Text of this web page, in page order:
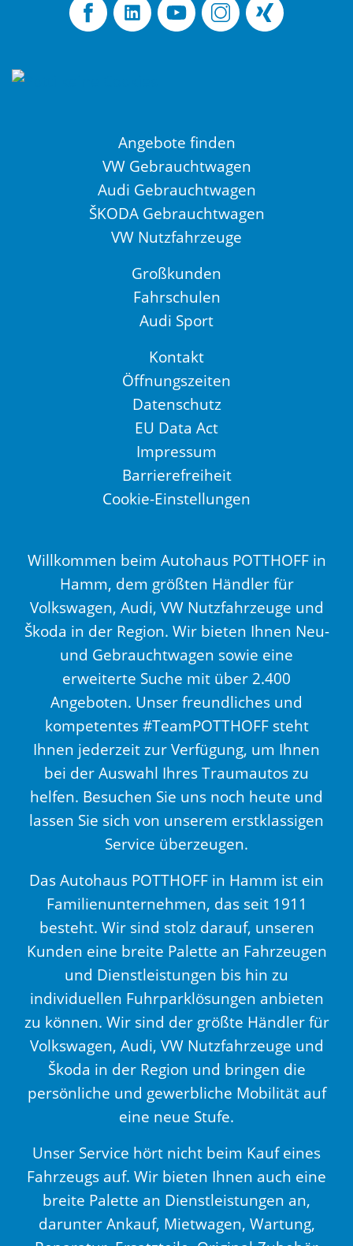
Angebote finden
VW Gebrauchtwagen
Audi Gebrauchtwagen
ŠKODA Gebrauchtwagen
VW Nutzfahrzeuge
Großkunden
Fahrschulen
Audi Sport
Kontakt
Öffnungszeiten
Datenschutz
EU Data Act
Impressum
Barrierefreiheit
Cookie-Einstellungen
Willkommen beim Autohaus POTTHOFF in
Hamm, dem größten Händler für
Volkswagen, Audi, VW Nutzfahrzeuge und
Škoda in der Region. Wir bieten Ihnen Neu-
und Gebrauchtwagen sowie eine
erweiterte Suche mit über 2.400
Angeboten. Unser freundliches und
kompetentes #TeamPOTTHOFF steht
Ihnen jederzeit zur Verfügung, um Ihnen
bei der Auswahl Ihres Traumautos zu
helfen. Besuchen Sie uns noch heute und
lassen Sie sich von unserem erstklassigen
Service überzeugen.
Das Autohaus POTTHOFF in Hamm ist ein
Familienunternehmen, das seit 1911
besteht. Wir sind stolz darauf, unseren
Kunden eine breite Palette an Fahrzeugen
und Dienstleistungen bis hin zu
individuellen Fuhrparklösungen anbieten
zu können. Wir sind der größte Händler für
Volkswagen, Audi, VW Nutzfahrzeuge und
Škoda in der Region und bringen die
persönliche und gewerbliche Mobilität auf
eine neue Stufe.
Unser Service hört nicht beim Kauf eines
Fahrzeugs auf. Wir bieten Ihnen auch eine
breite Palette an Dienstleistungen an,
darunter Ankauf, Mietwagen, Wartung,